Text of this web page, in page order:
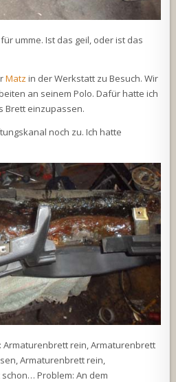
umme. Ist das geil, oder ist das
Matz in der Werkstatt zu Besuch. Wir
an seinem Polo. Dafür hatte ich
Brett einzupassen.
noch zu. Ich hatte
Armaturenbrett rein, Armaturenbrett
Armaturenbrett rein,
Problem: An dem